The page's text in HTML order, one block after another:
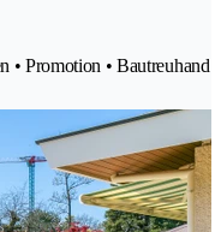
• Promotion • Bautreuhand